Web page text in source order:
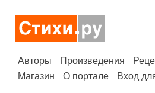
Авторы Произведения
Магазин
О портале Вход